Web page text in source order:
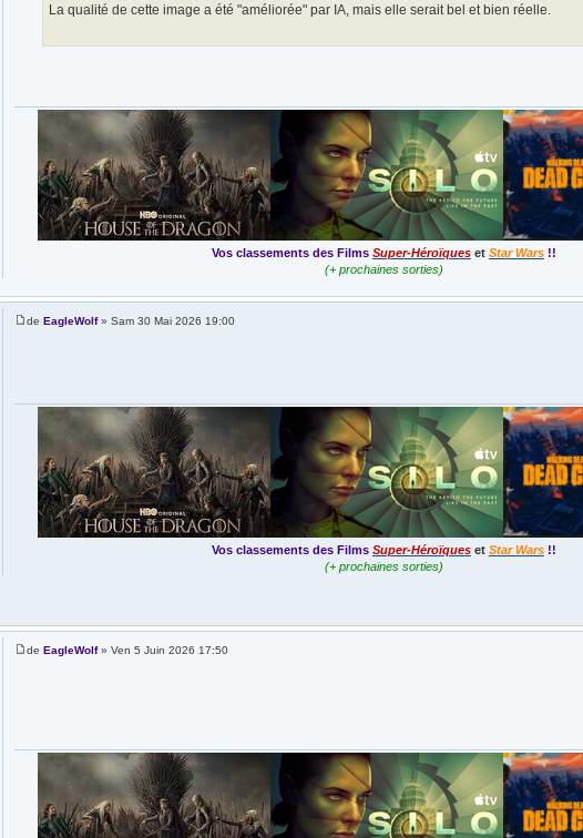
La qualité de cette image a été "améliorée" par IA, mais elle serait bel et bien réelle.
Vos classements des Films Super-Héroïques et Star Wars !!
(+ prochaines sorties)
de EagleWolf» Sam 30 Mai 2026 19:00
Vos classements des Films Super-Héroïques et Star Wars !!
(+ prochaines sorties)
de EagleWolf» Ven 5 Juin 2026 17:50